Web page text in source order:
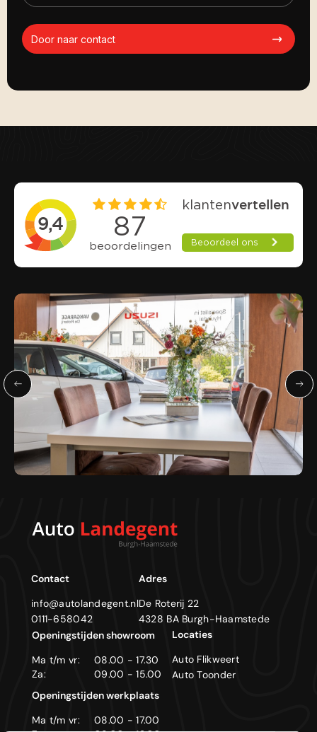
Door naar contact
Contact
info@autolandegent.nl
0111-658042
Adres
De Roterij 22
4328 BA Burgh-Haamstede
Openingstijden showroom
Ma t/m vr:
08.00 - 17.30
Za:
09.00 - 15.00
Openingstijden werkplaats
Ma t/m vr:
08.00 - 17.00
Locaties
Auto Flikweert
Auto Toonder